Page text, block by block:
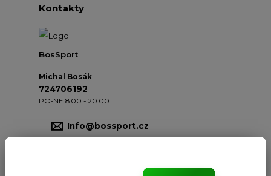
Kontakty
BosSport
Michal Bosák
724706192
PO-NE 8:00 - 20:00
Info@bossport.cz